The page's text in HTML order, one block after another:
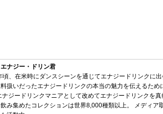
ナジー・ドリン君
頃、在米時にダンスシーンを通じてエナジードリンクに
扱いだったエナジードリンクの本当の魅力を伝えるため
ナジードリンクマニアとして改めてエナジードリンクを
み集めたコレクションは世界8,000種類以上。 メディア